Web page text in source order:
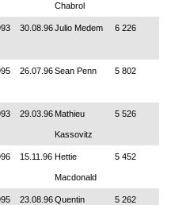
Chabrol
30.08.96Julio Medem 6 226
26.07.96Sean Penn 5 802
29.03.96 Mathieu
Kassovitz
5 526
15.11.96 Hettie
Macdonald
5 452
23.08.96Quentin 5 262